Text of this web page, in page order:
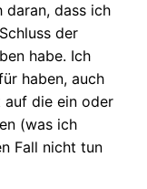
daran, dass ich
der
habe. Ich
haben, auch
auf die ein oder
(was ich
Fall nicht tun